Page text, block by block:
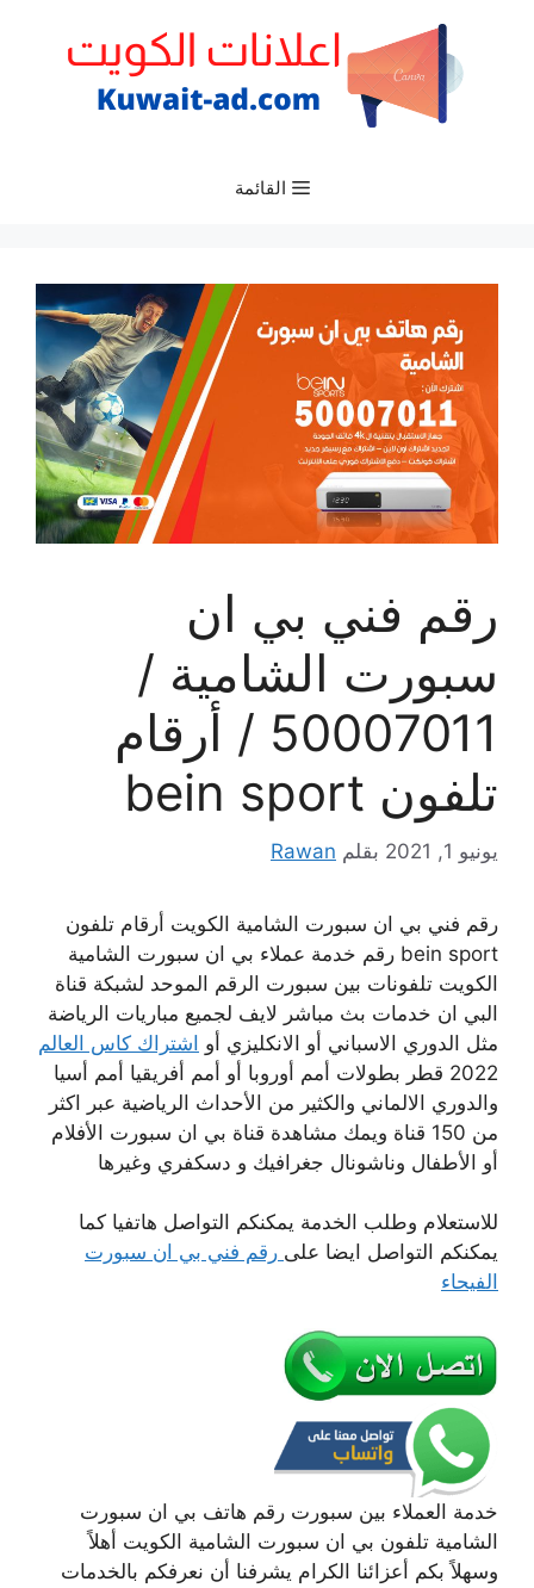
القائمة
رقم فني بي ان
سبورت الشامية /
50007011 / أرقام
تلفون bein sport
يونيو 1, 2021 بقلم Rawan
رقم فني بي ان سبورت الشامية الكويت أرقام تلفون
bein sport رقم خدمة عملاء بي ان سبورت الشامية
الكويت تلفونات بين سبورت الرقم الموحد لشبكة قناة
البي ان خدمات بث مباشر لايف لجميع مباريات الرياضة
مثل الدوري الاسباني أو الانكليزي أو اشتراك كاس العالم
2022 قطر بطولات أمم أوروبا أو أمم أفريقيا أمم أسيا
والدوري الالماني والكثير من الأحداث الرياضية عبر اكثر
من 150 قناة ويمك مشاهدة قناة بي ان سبورت الأفلام
أو الأطفال وناشونال جغرافيك و دسكفري وغيرها
للاستعلام وطلب الخدمة يمكنكم التواصل هاتفيا كما
يمكنكم التواصل ايضا على رقم فني بي ان سبورت
الفيحاء
خدمة العملاء بين سبورت رقم هاتف بي ان سبورت
الشامية تلفون بي ان سبورت الشامية الكويت أهلاً
وسهلاً بكم أعزائنا الكرام يشرفنا أن نعرفكم بالخدمات